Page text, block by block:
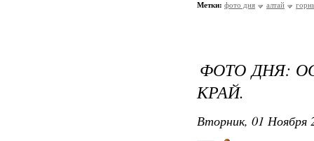
Метки: фото дня алтай
ФОТО ДНЯ:
КРАЙ.
Вторник, 01 Ноября